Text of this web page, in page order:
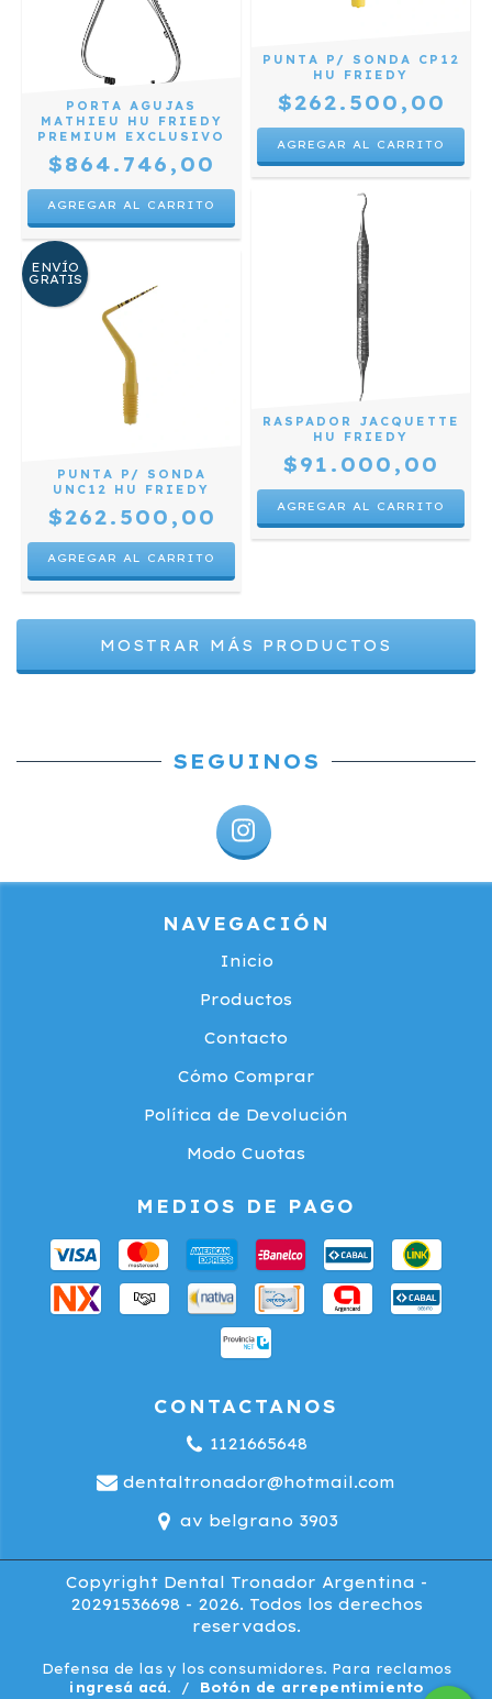
PORTA AGUJAS
MATHIEU HU FRIEDY
PREMIUM EXCLUSIVO
$864.746,00
PUNTA P/ SONDA CP12
HU FRIEDY
$262.500,00
ENVÍO
GRATIS
PUNTA P/ SONDA
UNC12 HU FRIEDY
$262.500,00
RASPADOR JACQUETTE
HU FRIEDY
$91.000,00
MOSTRAR MÁS PRODUCTOS
SEGUINOS
NAVEGACIÓN
Inicio
Productos
Contacto
Cómo Comprar
Política de Devolución
Modo Cuotas
MEDIOS DE PAGO
CONTACTANOS
1121665648
dentaltronador@hotmail.com
av belgrano 3903
Copyright Dental Tronador Argentina -
20291536698 - 2026. Todos los derechos
reservados.
Defensa de las y los consumidores. Para reclamos
ingresá acá.
/ Botón de arrepentimiento